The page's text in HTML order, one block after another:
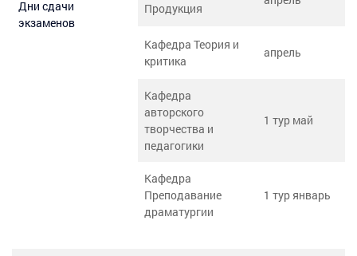
Дни сдачи
экзаменов
Продукция
Кафедра Теория и
критика
апрель
Кафедра
авторского
творчества и
педагогики
1 тур май
Кафедра
Преподавание
драматургии
1 тур январь